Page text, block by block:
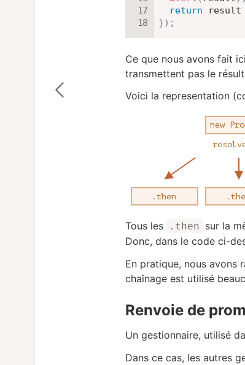
return result
}) ;
Ce que nous avons fait
transmettent pas le
Voici la representation
Tous les .then sur la
Donc, dans le code ci-
En pratique, nous avons
chaînage est utilisé
Renvoie de
Un gestionnaire, utilisé
Dans ce cas, les autres